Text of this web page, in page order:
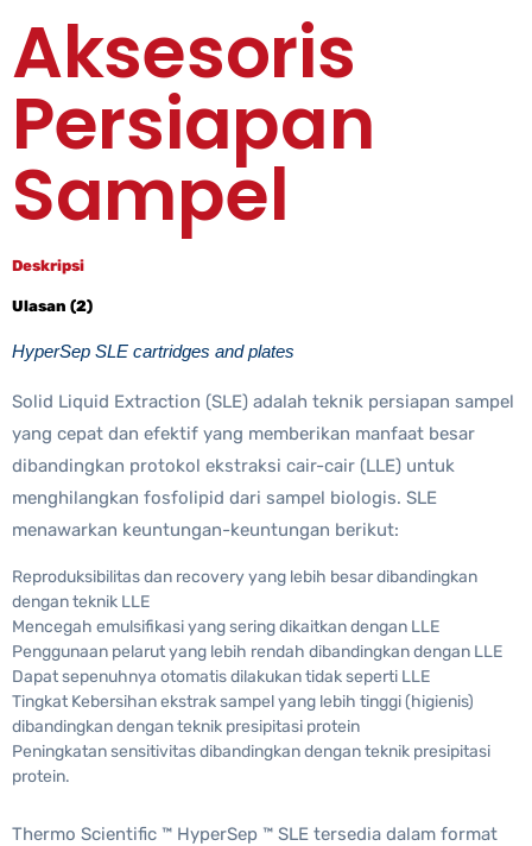
Aksesoris
Persiapan
Sampel
Deskripsi
Ulasan (2)
HyperSep SLE cartridges and plates
Solid Liquid Extraction (SLE) adalah teknik persiapan sampel
yang cepat dan efektif yang memberikan manfaat besar
dibandingkan protokol ekstraksi cair-cair (LLE) untuk
menghilangkan fosfolipid dari sampel biologis. SLE
menawarkan keuntungan-keuntungan berikut:
Reproduksibilitas dan recovery yang lebih besar dibandingkan
dengan teknik LLE
Mencegah emulsifikasi yang sering dikaitkan dengan LLE
Penggunaan pelarut yang lebih rendah dibandingkan dengan LLE
Dapat sepenuhnya otomatis dilakukan tidak seperti LLE
Tingkat Kebersihan ekstrak sampel yang lebih tinggi (higienis)
dibandingkan dengan teknik presipitasi protein
Peningkatan sensitivitas dibandingkan dengan teknik presipitasi
protein.
Thermo Scientific ™ HyperSep ™ SLE tersedia dalam format